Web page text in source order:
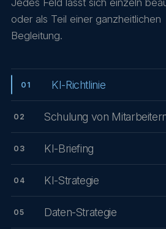
oder als Teil einer ganzheitlichen
Begleitung.
01 KI-Richtlinie
02 Schulung von
03 KI-Briefing
04 KI-Strategie
05 Daten-Strategie